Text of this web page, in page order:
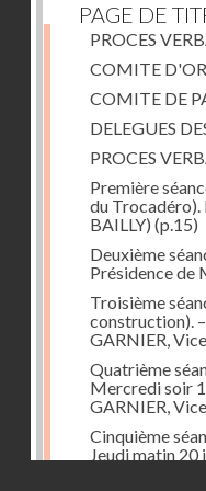
PAGE DE
PROCES
COMITE
COMITE DE
DELEGUES
PROCES
Première
du Trocadéro).
BAILLY) (p.15)
Deuxième
Présidence de
Troisième
construction).
GARNIER,
Quatrième
Mercredi soir
GARNIER,
Cinquième
Jeudi matin 20